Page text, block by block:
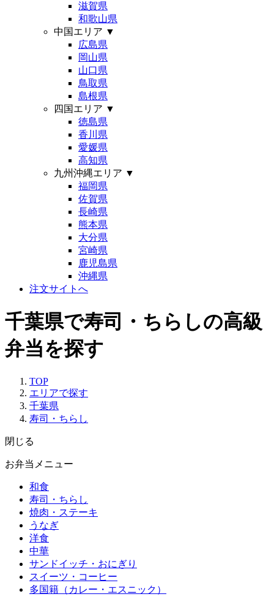
滋賀県
和歌山県
中国エリア ▼
広島県
岡山県
山口県
鳥取県
島根県
四国エリア ▼
徳島県
香川県
愛媛県
高知県
九州沖縄エリア ▼
福岡県
佐賀県
長崎県
熊本県
大分県
宮崎県
鹿児島県
沖縄県
注文サイトへ
千葉県で寿司・ちらしの高級
弁当を探す
TOP
エリアで探す
千葉県
寿司・ちらし
閉じる
お弁当メニュー
和食
寿司・ちらし
焼肉・ステーキ
うなぎ
洋食
中華
サンドイッチ・おにぎり
スイーツ・コーヒー
多国籍（カレー・エスニック）